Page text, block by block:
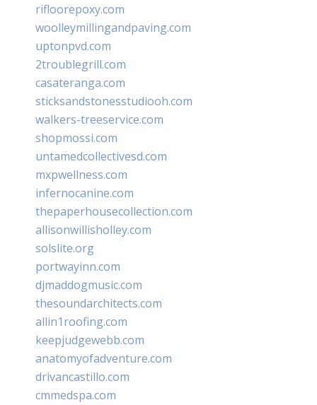
rifloorepoxy.com
woolleymillingandpaving.com
uptonpvd.com
2troublegrill.com
casateranga.com
sticksandstonesstudiooh.com
walkers-treeservice.com
shopmossi.com
untamedcollectivesd.com
mxpwellness.com
infernocanine.com
thepaperhousecollection.com
allisonwillisholley.com
solslite.org
portwayinn.com
djmaddogmusic.com
thesoundarchitects.com
allin1roofing.com
keepjudgewebb.com
anatomyofadventure.com
drivancastillo.com
cmmedspa.com